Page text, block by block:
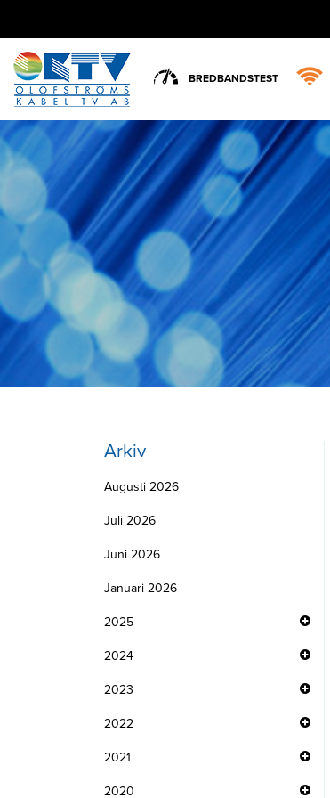
BREDBANDSTEST
Arkiv
Augusti 2026
Juli 2026
Juni 2026
Januari 2026
2025
2024
2023
2022
2021
2020